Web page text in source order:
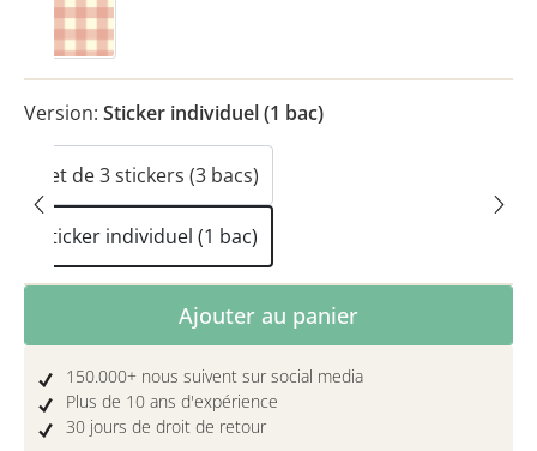
Vichy Karo Rosa
Version: Sticker individuel (1 bac)
Set de 3 stickers (3 bacs)
Sticker individuel (1 bac)
Quantité de produit : Entrez la quantité
Ajouter au panier
150.000+ nous suivent sur social media
Plus de 10 ans d'expérience
30 jours de droit de retour